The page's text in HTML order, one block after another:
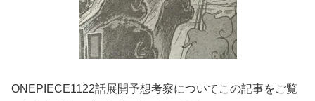
ONEPIECE1122話展開予想考察についてこの記事をご覧